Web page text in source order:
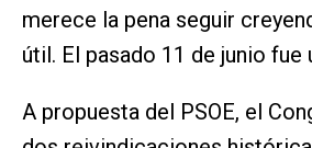
merece la pena seguir
útil. El pasado 11 de junio fue
A propuesta del PSOE, el